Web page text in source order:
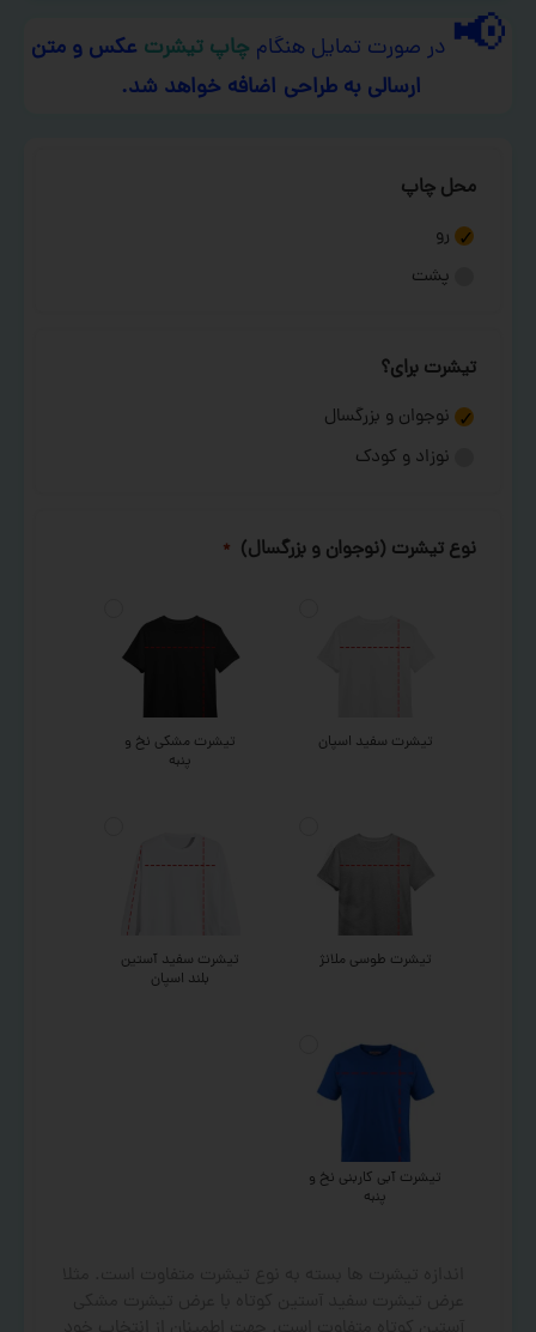
📢 در صورت تمایل هنگام چاپ تیشرت عکس و متن
ارسالی به طراحی اضافه خواهد شد.
محل چاپ
رو
پشت
تیشرت برای؟
نوجوان و بزرگسال
نوزاد و کودک
نوع تیشرت (نوجوان و بزرگسال) *
تیشرت سفید اسپان
تیشرت مشکی نخ و
پنبه
تیشرت طوسی ملانژ
تیشرت سفید آستین
بلند اسپان
تیشرت آبی کاربنی نخ و
پنبه